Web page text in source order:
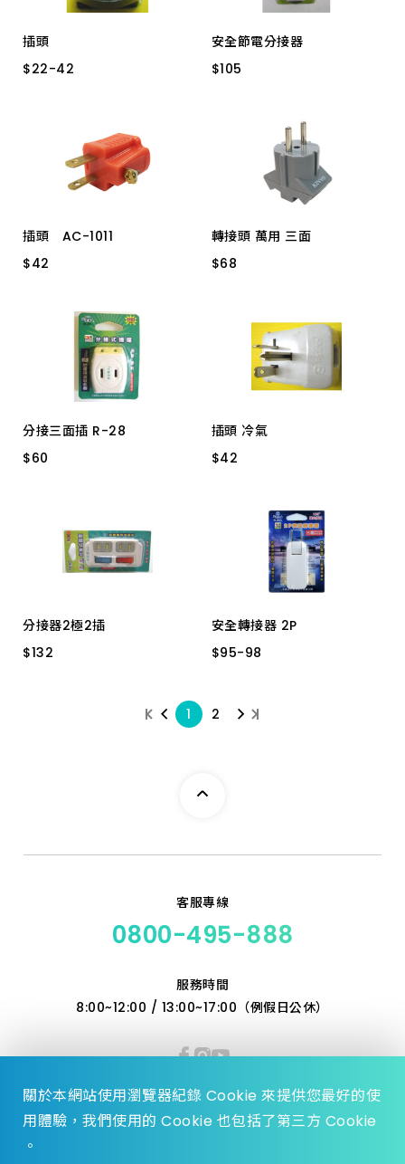
插頭
$22-42
$22-42
220公110母 WJ8062
1117
橡膠 扁型 60/盒
110公220母 1132.0
安全節電分接器
$105
$105
插頭 AC-1011
$42
$42
轉接頭 萬用 三面
$68
$68
分接三面插 R-28
$60
$60
插頭 冷氣
$42
$42
Ｈ型－接地JY7001
分接器2極2插
$132
$132
安全轉接器 2P
$95-98
$95-98
3插座180度 R-093
1 2
客服專線
0800-495-888
服務時間
8:00~12:00 / 13:00~17:00（例假日公休）
關於本網站使用瀏覽器紀錄 Cookie 來提供您最好的使
用體驗，我們使用的 Cookie 也包括了第三方 Cookie
。